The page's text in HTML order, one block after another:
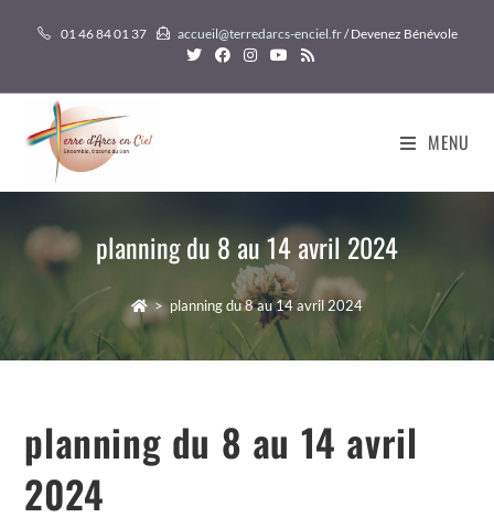
01 46 84 01 37 accueil@terredarcs-enciel.fr/ Devenez Bénévole
MENU
planning du 8 au 14 avril 2024
> planning du 8 au 14 avril 2024
planning du 8 au 14 avril
2024